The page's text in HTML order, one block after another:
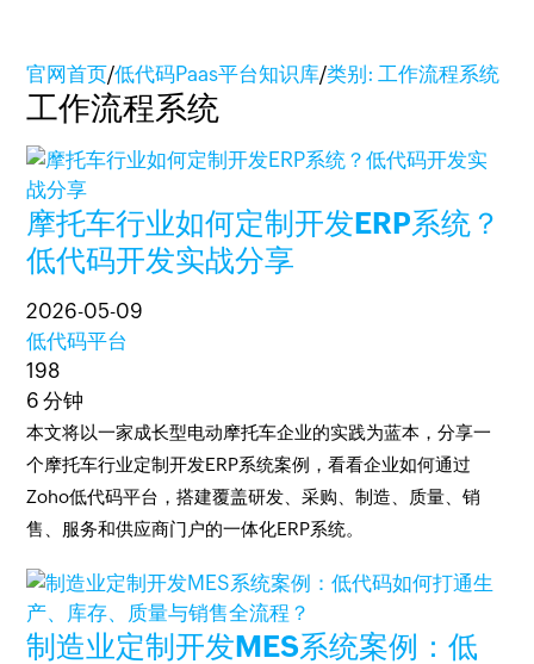
官网首页/低代码Paas平台知识库/类别: 工作流程系统
工作流程系统
摩托车行业如何定制开发ERP系统？
低代码开发实战分享
2026-05-09
低代码平台
198
6 分钟
本文将以一家成长型电动摩托车企业的实践为蓝本，分享一
个摩托车行业定制开发ERP系统案例，看看企业如何通过
Zoho低代码平台，搭建覆盖研发、采购、制造、质量、销
售、服务和供应商门户的一体化ERP系统。
制造业定制开发MES系统案例：低